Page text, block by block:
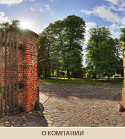
О КОМПАНИИ